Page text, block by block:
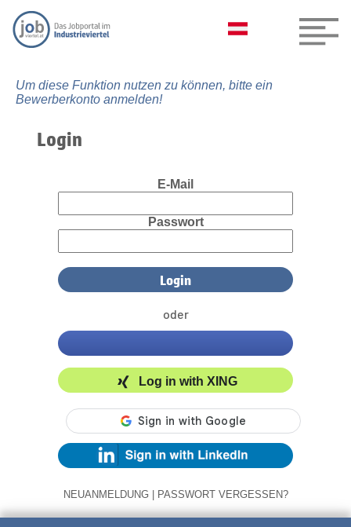
Um diese Funktion nutzen zu können, bitte ein
Bewerberkonto anmelden!
Login
E-Mail
Passwort
oder
Log in with XING
NEUANMELDUNG | PASSWORT VERGESSEN?